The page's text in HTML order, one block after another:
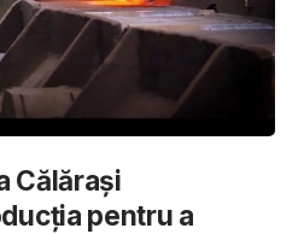
Călărași
pentru a